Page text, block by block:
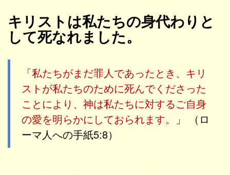
キリストは私たちの身代わりと
して死なれました。
「私たちがまだ罪人であったとき、キリ
ストが私たちのために死んでくださった
ことにより、神は私たちに対するご自身
の愛を明らかにしておられます。
」 （ロ
ーマ人への手紙5:8）